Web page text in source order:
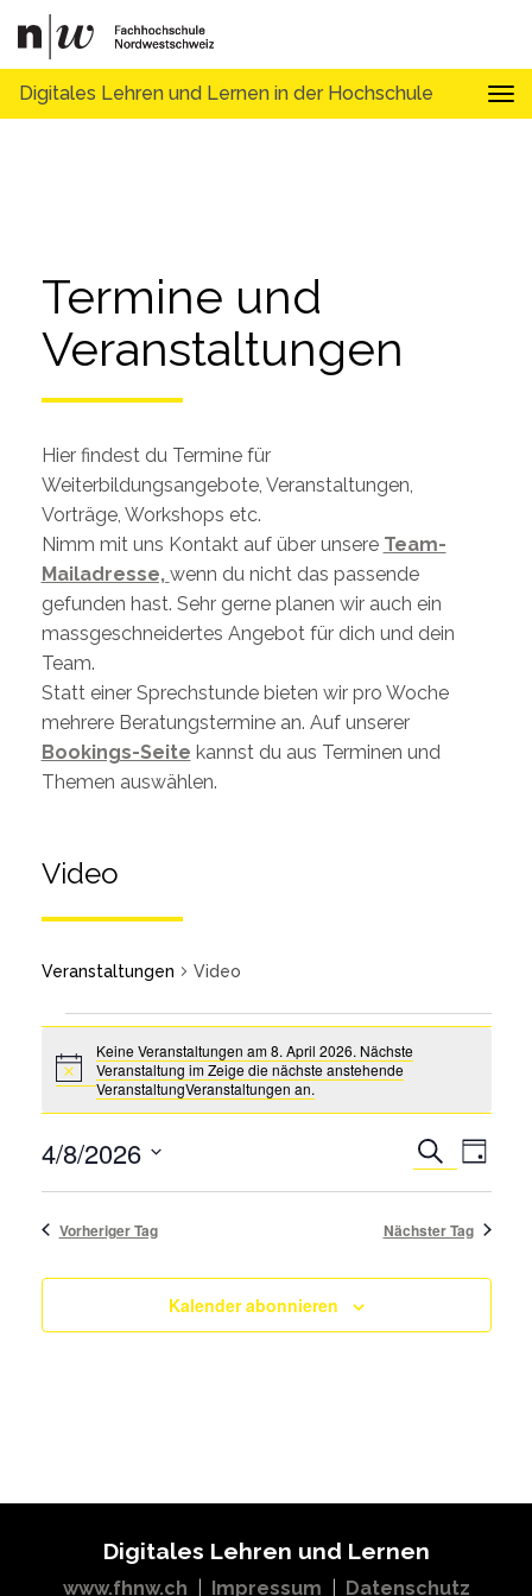
Digitales Lehren und Lernen in der Hochschule
Termine und
Veranstaltungen
Hier findest du Termine für
Weiterbildungsangebote, Veranstaltungen,
Vorträge, Workshops etc.
Nimm mit uns Kontakt auf über unsere Team-
Mailadresse, wenn du nicht das passende
gefunden hast. Sehr gerne planen wir auch ein
massgeschneidertes Angebot für dich und dein
Team.
Statt einer Sprechstunde bieten wir pro Woche
mehrere Beratungstermine an. Auf unserer
Bookings-Seite kannst du aus Terminen und
Themen auswählen.
Video
Veranstaltungen Video
Veranstaltungen
for
8.
April
2026
Notice
Keine Veranstaltungen am 8. April 2026. Nächste
Veranstaltung im Zeige dienächste anstehende
VeranstaltungVeranstaltungen an.
Such-
Suche
Tag
4/8/2026
Datum
Vorheriger Tag Nächster Tag
Kalender abonnieren
Digitales Lehren und Lernen
www.fhnw.ch Impressum Datenschutz